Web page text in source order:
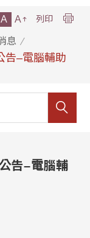
息
告–電腦輔助
A A 列印
告–電腦輔